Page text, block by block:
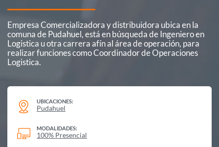
Empresa Comercializadora y distribuidora ubica en la
comuna de Pudahuel, está en búsqueda de Ingeniero en
Logistica u otra carrera afín al área de operación, para
realizar funciones como Coordinador de Operaciones
Logistica.
UBICACIONES:
Pudahuel
MODALIDADES:
100% Presencial